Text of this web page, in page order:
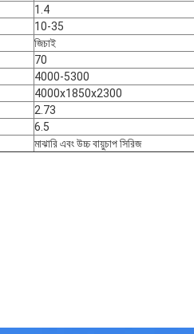
1.4
10-35
জিচাই
70
4000-5300
4000x1850x2300
2.73
6.5
মাঝারি এবং উচ্চ বায়ুচাপ সিরিজ